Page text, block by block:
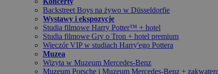
Backstreet Boys na żywo w Düsseldorfie
Wystawy i ekspozycje
Studia filmowe Harry Potter™ + hotel
Studia filmowe Gry o Tron + hotel premium
Wieczór VIP w studiach Harry'ego Pottera
Muzea
Wizyta w Muzeum Mercedes-Benz
Muzeum Porsche i Muzeum Mercedes-Benz +